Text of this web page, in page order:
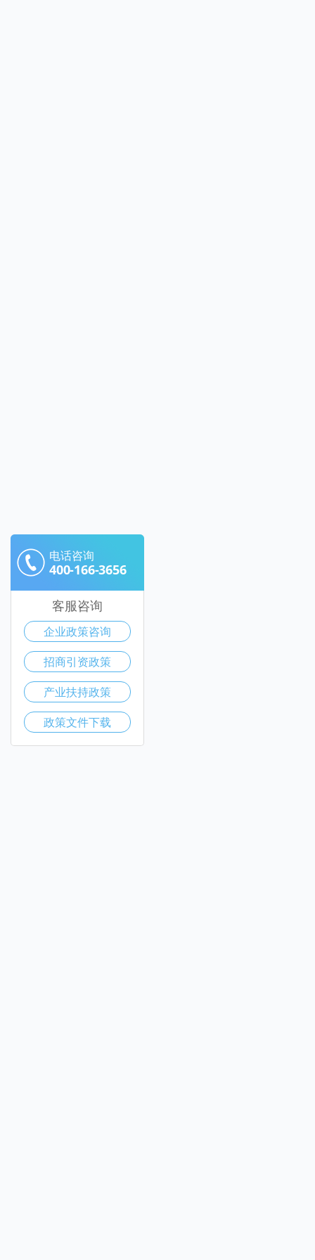
电话咨询
400-166-3656
客服咨询
企业政策咨询
招商引资政策
产业扶持政策
政策文件下载